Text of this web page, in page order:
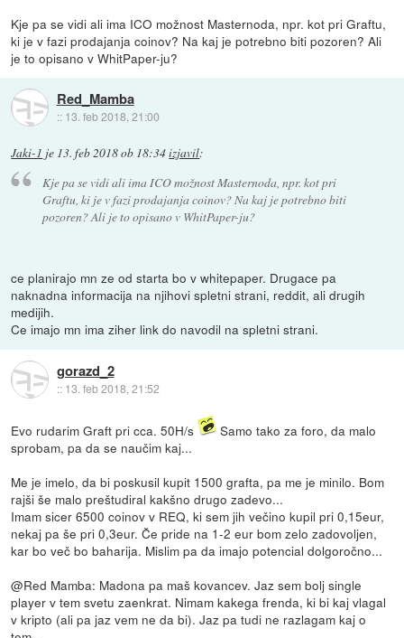
Kje pa se vidi ali ima ICO možnost Masternoda, npr. kot pri Graftu,
ki je v fazi prodajanja coinov? Na kaj je potrebno biti pozoren? Ali
je to opisano v WhitPaper-ju?
Red_Mamba
:: 13. feb 2018, 21:00
Jaki-1 je 13. feb 2018 ob 18:34izjavil:
Kje pa se vidi ali ima ICO možnost Masternoda, npr. kot pri
Graftu, ki je v fazi prodajanja coinov? Na kaj je potrebno biti
pozoren? Ali je to opisano v WhitPaper-ju?
ce planirajo mn ze od starta bo v whitepaper. Drugace pa
naknadna informacija na njihovi spletni strani, reddit, ali drugih
medijih.
Ce imajo mn ima ziher link do navodil na spletni strani.
gorazd_2
:: 13. feb 2018, 21:52
Evo rudarim Graft pri cca. 50H/s
Samo tako za foro, da malo
sprobam, pa da se naučim kaj...
Me je imelo, da bi poskusil kupit 1500 grafta, pa me je minilo. Bom
rajši še malo preštudiral kakšno drugo zadevo...
Imam sicer 6500 coinov v REQ, ki sem jih večino kupil pri 0,15eur,
nekaj pa še pri 0,3eur. Če pride na 1-2 eur bom zelo zadovoljen,
kar bo več bo baharija. Mislim pa da imajo potencial dolgoročno...
@Red Mamba: Madona pa maš kovancev. Jaz sem bolj single
player v tem svetu zaenkrat. Nimam kakega frenda, ki bi kaj vlagal
v kripto (ali pa jaz vem ne da bi). Jaz pa tudi ne razlagam kaj o